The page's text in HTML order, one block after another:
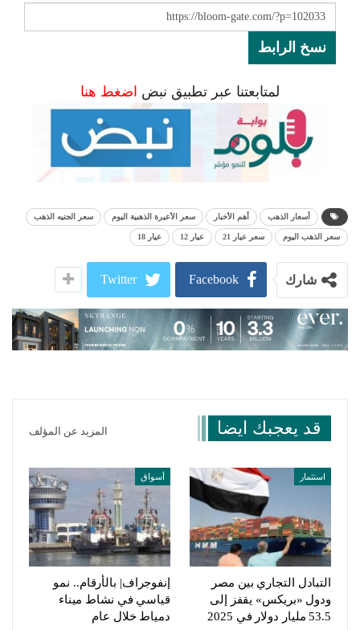
نسخ الرابط
لمتابعتنا عبر تطبيق نبض اضغط هنا
أسعار الذهب أهم الأخبار سعر الأعيرة الذهبية اليوم سعر الجنيه الذهب
سعر الذهب اليوم سعر عيار 21 عيار 12 عيار 18
شارك Facebook
Twitter
قد يعجبك ايضا المزيد عن المؤلف
استثمار
التبادل التجاري بين مصر
ودول «بريكس» يقفز إلى
53.5 مليار دولار في 2025
أسواق
إنفوجراف| بالأرقام.. نمو
قياسي في نشاط ميناء
دمياط خلال عام